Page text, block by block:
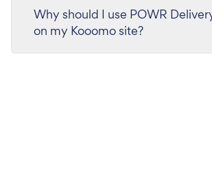
Why should I use POWR
on my Kooomo site?